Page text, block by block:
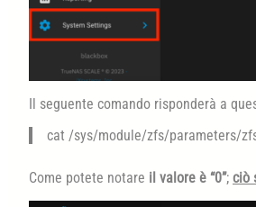
Il seguente comando risponderà a
cat /sys/module/zfs/parameters/
Come potete notare il valore è “0”; ciò